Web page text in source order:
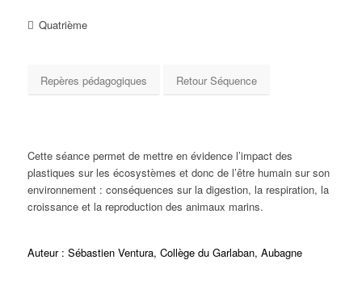
Quatrième
Repères pédagogiques Retour Séquence
Cette séance permet de mettre en évidence l’impact des
plastiques sur les écosystèmes et donc de l’être humain sur son
environnement : conséquences sur la digestion, la respiration, la
croissance et la reproduction des animaux marins.
Auteur : Sébastien Ventura, Collège du Garlaban, Aubagne